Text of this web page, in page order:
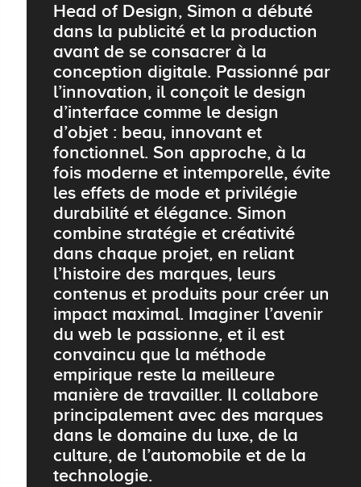
Head of Design, Simon a débuté
dans la publicité et la production
avant de se consacrer à la
conception digitale. Passionné par
l’innovation, il conçoit le design
d’interface comme le design
d’objet : beau, innovant et
fonctionnel. Son approche, à la
fois moderne et intemporelle, évite
les effets de mode et privilégie
durabilité et élégance. Simon
combine stratégie et créativité
dans chaque projet, en reliant
l’histoire des marques, leurs
contenus et produits pour créer un
impact maximal. Imaginer l’avenir
du web le passionne, et il est
convaincu que la méthode
empirique reste la meilleure
manière de travailler. Il collabore
principalement avec des marques
dans le domaine du luxe, de la
culture, de l’automobile et de la
technologie.